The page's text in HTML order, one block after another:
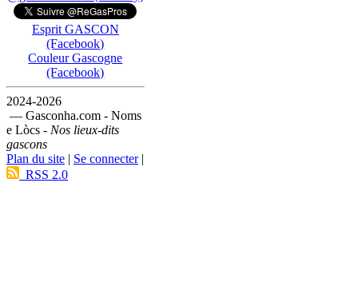
Esprit GASCON
(Facebook)
Couleur Gascogne
(Facebook)
2024-2026
— Gasconha.com - Noms
e Lòcs - Nos lieux-dits
gascons
Plan du site | Se connecter|
RSS 2.0